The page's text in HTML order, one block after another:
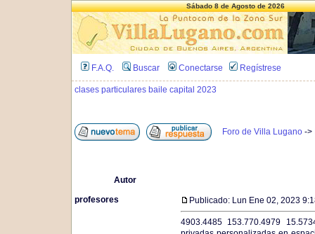
Sábado 8 de Agosto de 2026
F.A.Q. Buscar Conectarse Regístrese
clases particulares baile capital 2023
Foro de Villa Lugano ->
Autor
profesores
Publicado: Lun Ene 02, 2023
4903.4485 153.770.4979